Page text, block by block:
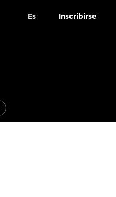
Es Inscribirse